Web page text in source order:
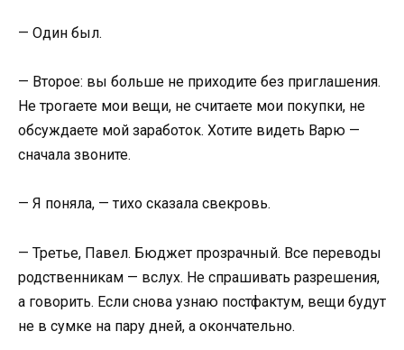
— Один был.
— Второе: вы больше не приходите без приглашения.
Не трогаете мои вещи, не считаете мои покупки, не
обсуждаете мой заработок. Хотите видеть Варю —
сначала звоните.
— Я поняла, — тихо сказала свекровь.
— Третье, Павел. Бюджет прозрачный. Все переводы
родственникам — вслух. Не спрашивать разрешения,
а говорить. Если снова узнаю постфактум, вещи будут
не в сумке на пару дней, а окончательно.